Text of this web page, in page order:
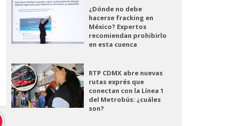
¿Dónde no debe
hacerse fracking en
México? Expertos
recomiendan prohibirlo
en esta cuenca
RTP CDMX abre nuevas
rutas exprés que
conectan con la Línea 1
del Metrobús: ¿cuáles
son?